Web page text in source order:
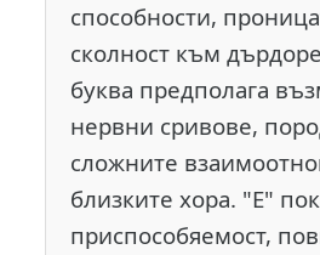
способности,
сколност към
буква предполага
нервни сривове,
сложните
близките хора. "Е"
приспособяемост,